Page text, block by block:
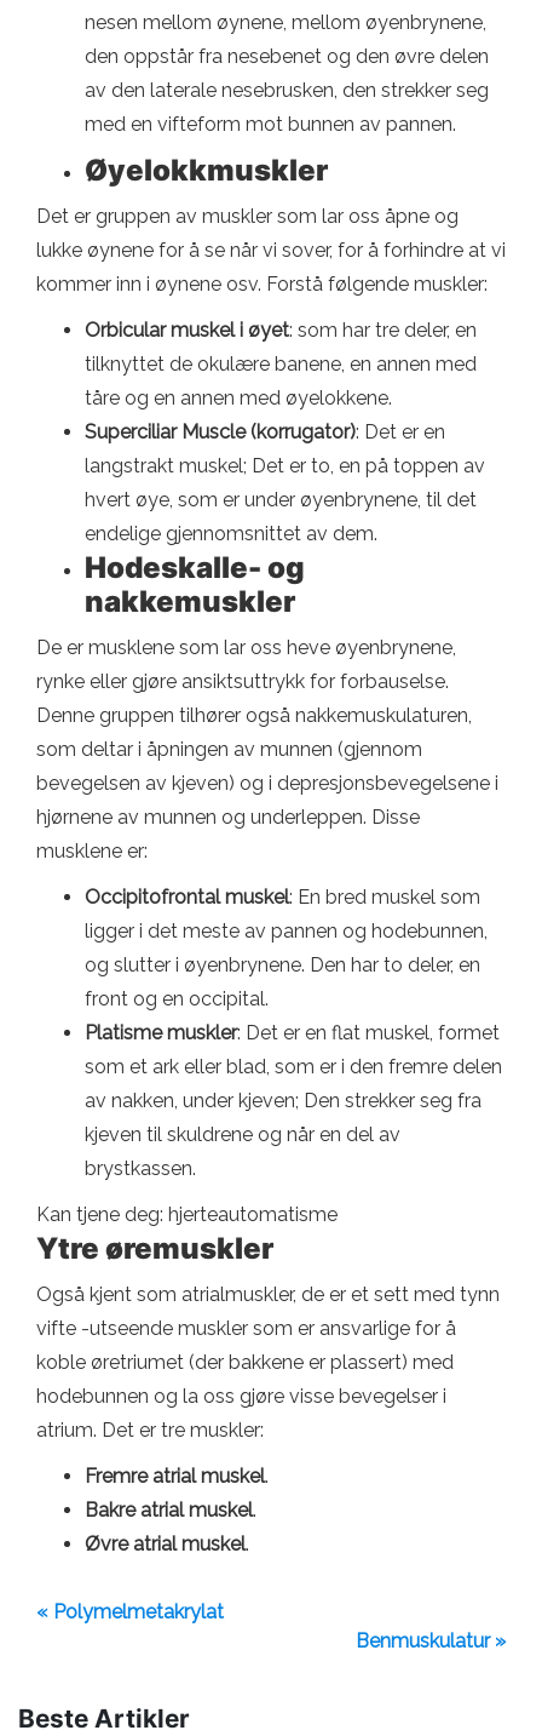
nesen mellom øynene, mellom øyenbrynene,
den oppstår fra nesebenet og den øvre delen
av den laterale nesebrusken, den strekker seg
med en vifteform mot bunnen av pannen.
Øyelokkmuskler
Det er gruppen av muskler som lar oss åpne og
lukke øynene for å se når vi sover, for å forhindre at vi
kommer inn i øynene osv. Forstå følgende muskler:
Orbicular muskel i øyet: som har tre deler, en
tilknyttet de okulære banene, en annen med
tåre og en annen med øyelokkene.
Superciliar Muscle (korrugator): Det er en
langstrakt muskel; Det er to, en på toppen av
hvert øye, som er under øyenbrynene, til det
endelige gjennomsnittet av dem.
Hodeskalle- og
nakkemuskler
De er musklene som lar oss heve øyenbrynene,
rynke eller gjøre ansiktsuttrykk for forbauselse.
Denne gruppen tilhører også nakkemuskulaturen,
som deltar i åpningen av munnen (gjennom
bevegelsen av kjeven) og i depresjonsbevegelsene i
hjørnene av munnen og underleppen. Disse
musklene er:
Occipitofrontal muskel: En bred muskel som
ligger i det meste av pannen og hodebunnen,
og slutter i øyenbrynene. Den har to deler, en
front og en occipital.
Platisme muskler: Det er en flat muskel, formet
som et ark eller blad, som er i den fremre delen
av nakken, under kjeven; Den strekker seg fra
kjeven til skuldrene og når en del av
brystkassen.
Kan tjene deg: hjerteautomatisme
Ytre øremuskler
Også kjent som atrialmuskler, de er et sett med tynn
vifte -utseende muskler som er ansvarlige for å
koble øretriumet (der bakkene er plassert) med
hodebunnen og la oss gjøre visse bevegelser i
atrium. Det er tre muskler:
Fremre atrial muskel.
Bakre atrial muskel.
Øvre atrial muskel.
« Polymelmetakrylat
Benmuskulatur »
Beste Artikler